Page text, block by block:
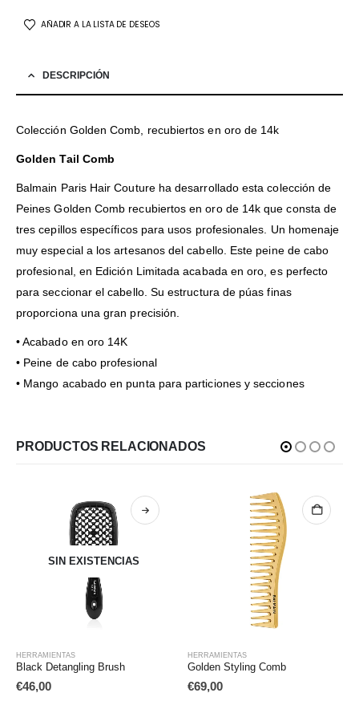
AÑADIR A LA LISTA DE DESEOS
DESCRIPCIÓN
Colección Golden Comb, recubiertos en oro de 14k
Golden Tail Comb
Balmain Paris Hair Couture ha desarrollado esta colección de
Peines Golden Comb recubiertos en oro de 14k que consta de
tres cepillos específicos para usos profesionales. Un homenaje
muy especial a los artesanos del cabello. Este peine de cabo
profesional, en Edición Limitada acabada en oro, es perfecto
para seccionar el cabello. Su estructura de púas finas
proporciona una gran precisión.
• Acabado en oro 14K
• Peine de cabo profesional
• Mango acabado en punta para particiones y secciones
PRODUCTOS RELACIONADOS
SIN EXISTENCIAS
Detangling Brush
HERRAMIENTAS
Golden Styling Comb
69,00